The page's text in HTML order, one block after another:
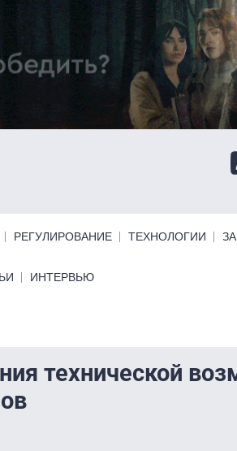
РЕГУЛИРОВАНИЕ ТЕХНОЛОГИИ
ИНТЕРВЬЮ
технической